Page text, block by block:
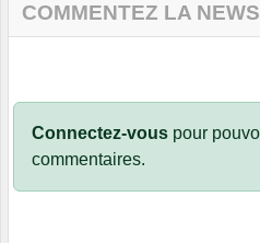
COMMENTEZ LA NEWS
Connectez-vous pour
commentaires.